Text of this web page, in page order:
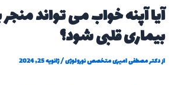
آیا آپنه خواب می تواند منجر
بیماری قلبی شود؟
ازدکتر مصطفی امیری متخصص نورولوژی/ژانویه 25, 2024